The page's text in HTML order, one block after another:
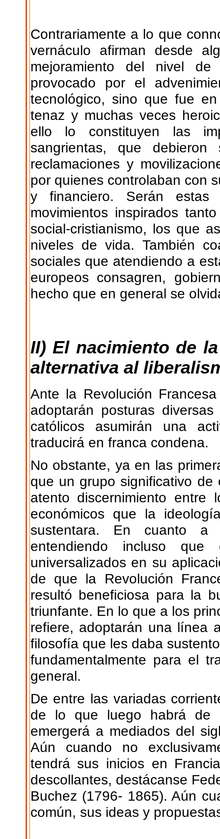
Contrariamente a lo que
vernáculo afirman desde
mejoramiento del nivel
provocado por el
tecnológico, sino que fue
tenaz y muchas veces
ello lo constituyen las
sangrientas, que
reclamaciones y
por quienes controlaban con
y financiero. Serán
movimientos inspirados
social-cristianismo, los que
niveles de vida. También
sociales que atendiendo a
europeos consagren,
hecho que en general se
II) El nacimiento de
alternativa al
Ante la Revolución
adoptarán posturas
católicos asumirán una
traducirá en franca condena.
No obstante, ya en las
que un grupo significativo
atento discernimiento entre
económicos que la
sustentara. En cuanto a
entendiendo incluso
universalizados en su
de que la Revolución
resultó beneficiosa para la
triunfante. En lo que a los
refiere, adoptarán una línea
filosofía que les daba
fundamentalmente para el
general.
De entre las variadas
de lo que luego habrá de
emergerá a mediados del
Aún cuando no
tendrá sus inicios en
descollantes, destácanse
Buchez (1796- 1865). Aún
común, sus ideas y